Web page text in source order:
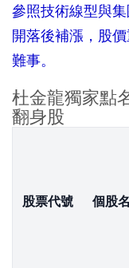
參照技術線型與
開落後補漲，股
難事。
杜金龍獨家點
翻身股
股票代號 個股